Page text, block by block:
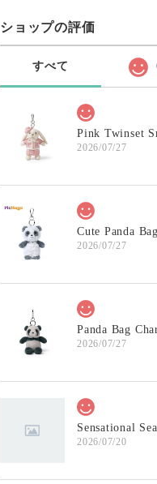
ショップの評価
すべて
Pink Twinset
2026/07/27
Cute Panda
2026/07/27
Panda Bag
2026/07/27
Sensational
2026/07/20